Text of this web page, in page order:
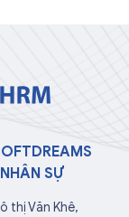
SỰ
thị Văn Khê,